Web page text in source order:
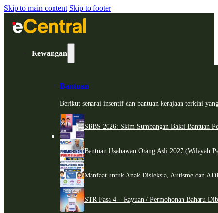
Skip to main content Skip to footer
Kewangan
Bantuan
Berikut senarai insentif dan bantuan kerajaan terkini
SBBS 2026: Skim Sumbangan Bakti Bantuan
Bantuan Usahawan Orang Asli 2027 (Wilayah
Manfaat untuk Anak Disleksia, Autisme dan
STR Fasa 4 – Rayuan / Permohonan Baharu